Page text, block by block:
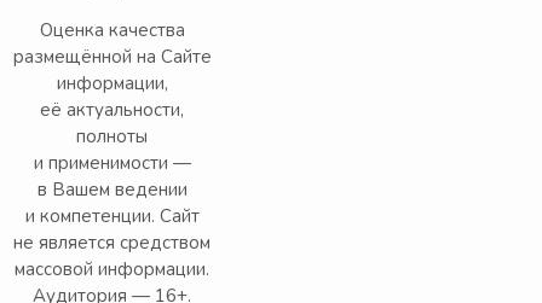
Оценка качества
размещённой на Сайте
информации,
её актуальности,
полноты
и применимости —
в Вашем ведении
и компетенции. Сайт
не является средством
массовой информации.
Аудитория — 16+.